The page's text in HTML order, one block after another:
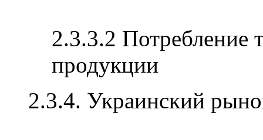
2.3.3.2 Потребление
продукции
2.3.4. Украинский